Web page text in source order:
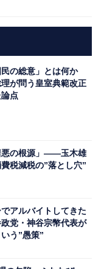
民の総意」とは何か
が問う皇室典範改正
点
悪の根源」――玉木雄
税減税の”落とし穴”
でアルバイトしてきた
党・神谷宗幣代表が
う”愚策”